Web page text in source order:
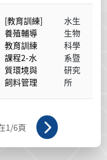
[教育訓練]
養殖輔導
教育訓練
課程2-水
質環境與
飼料管理
水生
生物
科學
系暨
研究
所
1/6頁